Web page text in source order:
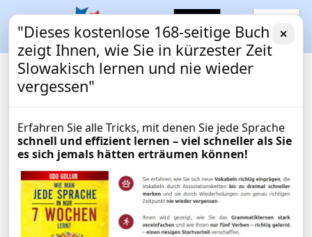
"Dieses kostenlose 168-seitige Buch
zeigt Ihnen, wie Sie in kürzester Zeit
Slowakisch lernen und nie wieder
vergessen"
✕
Erfahren Sie alle Tricks, mit denen Sie jede Sprache
schnell und effizient lernen – viel schneller als Sie
es sich jemals hätten erträumen können!